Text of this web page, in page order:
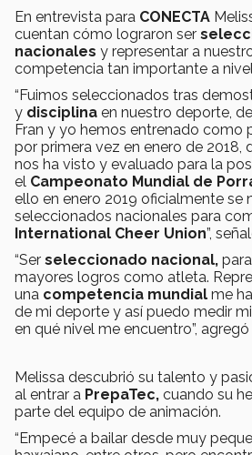
En entrevista para CONECTA
cuentan cómo lograron ser
nacionales y representar a
competencia tan importante a
“Fuimos seleccionados tras
y disciplina en nuestro deporte,
Fran y yo hemos entrenado como
por primera vez en enero de 2018,
nos ha visto y evaluado para la
el Campeonato Mundial de
ello en enero 2019 oficialmente se
seleccionados nacionales para
International Cheer Union”,
“Ser seleccionado nacional,
mayores logros como atleta.
una competencia mundial me
de mi deporte y así puedo medir
en qué nivel me encuentro”,
Melissa descubrió su talento y
al entrar a PrepaTec, cuando su
parte del equipo de animación.
“Empecé a bailar desde muy